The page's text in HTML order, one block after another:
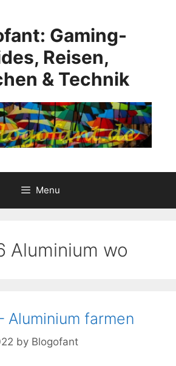
Gaming-
Reisen,
& Technik
Menu
Aluminium wo
Aluminium farmen
by Blogofant